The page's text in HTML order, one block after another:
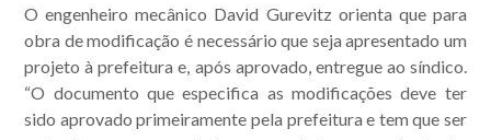
O engenheiro mecânico David Gurevitz orienta que para
obra de modificação é necessário que seja apresentado um
projeto à prefeitura e, após aprovado, entregue ao síndico.
“O documento que especifica as modificações deve ter
sido aprovado primeiramente pela prefeitura e tem que ser